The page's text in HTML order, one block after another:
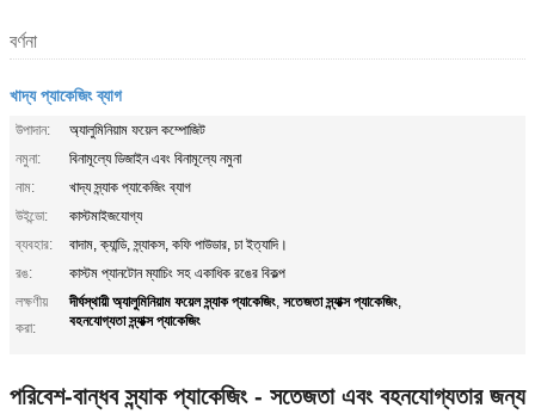
বর্ণনা
খাদ্য প্যাকেজিং ব্যাগ
উপাদান:
অ্যালুমিনিয়াম ফয়েল কম্পোজিট
নমুনা:
বিনামূল্যে ডিজাইন এবং বিনামূল্যে নমুনা
নাম:
খাদ্য স্ন্যাক প্যাকেজিং ব্যাগ
উইন্ডো:
কাস্টমাইজযোগ্য
ব্যবহার:
বাদাম, ক্যান্ডি, স্ন্যাকস, কফি পাউডার, চা ইত্যাদি।
রঙ:
কাস্টম প্যানটোন ম্যাচিং সহ একাধিক রঙের বিকল্প
লক্ষণীয়
করা:
দীর্ঘস্থায়ী অ্যালুমিনিয়াম ফয়েল স্ন্যাক প্যাকেজিং, সতেজতা স্ন্যাক্স প্যাকেজিং,
বহনযোগ্যতা স্ন্যাক্স প্যাকেজিং
পরিবেশ-বান্ধব স্ন্যাক প্যাকেজিং - সতেজতা এবং বহনযোগ্যতার জন্য